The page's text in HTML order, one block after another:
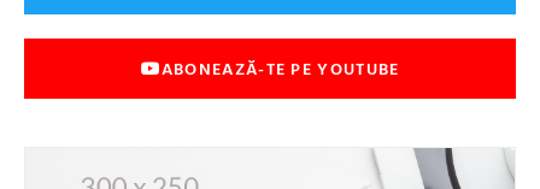
ABONEAZĂ-TE PE YOUTUBE